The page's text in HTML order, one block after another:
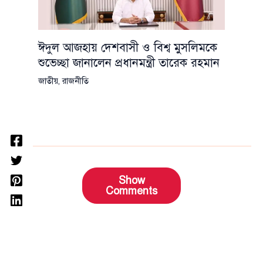
ঈদুল আজহায় দেশবাসী ও বিশ্ব মুসলিমকে
শুভেচ্ছা জানালেন প্রধানমন্ত্রী তারেক রহমান
জাতীয়,রাজনীতি
Show
Comments